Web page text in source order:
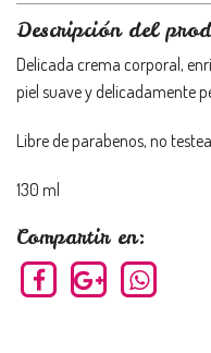
Descripción del
Delicada crema corporal,
piel suave y delicadamente
Libre de parabenos, no
130 ml
Compartir en: